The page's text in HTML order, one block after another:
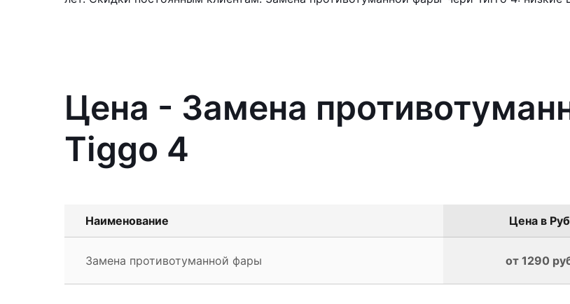
Цена - Замена
Tiggo 4
Наименование Цена в
Замена противотуманной фары от 1290